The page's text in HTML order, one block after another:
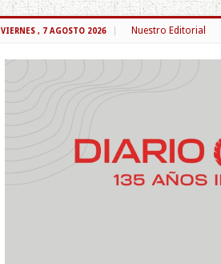
VIERNES , 7 AGOSTO 2026 Nuestro Editorial